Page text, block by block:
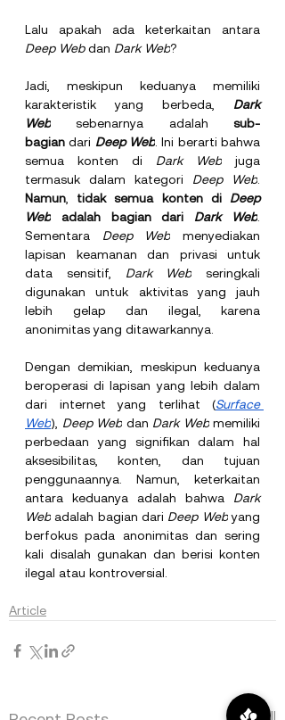
Deep Web dan Dark Web?
Jadi, meskipun keduanya memiliki
karakteristik yang berbeda, Dark
Web sebenarnya adalah sub-
bagian dari Deep Web . Ini berarti bahwa
semua konten di Dark Web juga
termasuk dalam kategori Deep Web
Namun
tidak semua konten di Deep
Web adalah bagian dari Dark Web
Sementara Deep Web menyediakan
lapisan keamanan dan privasi untuk
data sensitif, Dark Web seringkali
digunakan untuk aktivitas yang jauh
lebih gelap dan ilegal, karena
anonimitas yang ditawarkannya.
Dengan demikian, meskipun keduanya
beroperasi di lapisan yang lebih dalam
dari internet yang terlihat (Surface
Web), Deep Web dan Dark Web memiliki
perbedaan yang signifikan dalam hal
aksesibilitas, konten, dan tujuan
penggunaannya. Namun, keterkaitan
antara keduanya adalah bahwa Dark
Web adalah bagian dari Deep Web yang
berfokus pada anonimitas dan sering
kali disalah gunakan dan berisi konten
ilegal atau kontroversial.
Article
See All